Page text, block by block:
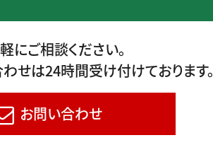
にご相談ください。
せは24時間受け付けております。
お問い合わせ